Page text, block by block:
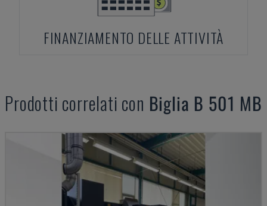
FINANZIAMENTO DELLE ATTIVITÀ
Prodotti correlati con Biglia B 501 MB